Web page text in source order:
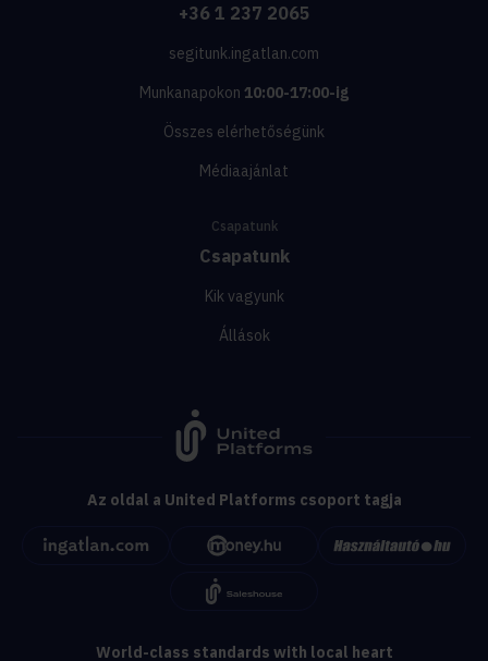
+36 1 237 2065
segitunk.ingatlan.com
Munkanapokon 10:00-17:00-ig
Összes elérhetőségünk
Médiaajánlat
Csapatunk
Csapatunk
Kik vagyunk
Állások
Az oldal a United Platforms csoport tagja
World-class standards with local heart